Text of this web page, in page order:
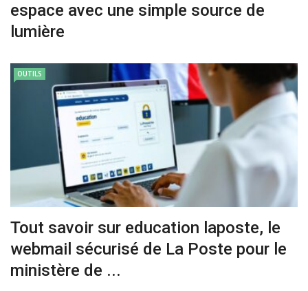
espace avec une simple source de
lumière
OUTILS
Tout savoir sur education laposte, le
webmail sécurisé de La Poste pour le
ministère de ...